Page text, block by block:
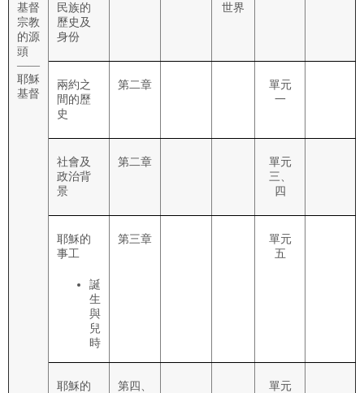
基督
宗教
的源
頭
——
耶穌
基督
民族的
歷史及
身份
世界
兩約之
間的歷
史
第二章
單元
一
社會及
政治背
景
第二章
單元
三、
四
耶穌的
事工
誕
生
與
兒
時
第三章
單元
五
耶穌的
第四、
單元